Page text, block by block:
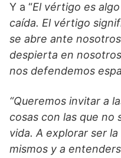
Y a “El vértigo es
caída. El vértigo
se abre ante
despierta en
nos defendemos
“Queremos invitar a
cosas con las que no
vida. A explorar ser
mismos y a